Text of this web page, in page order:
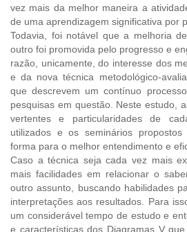
vez mais da melhor maneira a
de uma aprendizagem significativa por
Todavia, foi notável que a melhoria
outro foi promovida pelo progresso e
razão, unicamente, do interesse dos
e da nova técnica metodológico-
que descrevem um contínuo
pesquisas em questão. Neste estudo,
vertentes e particularidades de
utilizados e os seminários
forma para o melhor entendimento e
Caso a técnica seja cada vez mais
mais facilidades em relacionar o
outro assunto, buscando habilidades
interpretações aos resultados. Para
um considerável tempo de estudo e
e características dos Diagramas V